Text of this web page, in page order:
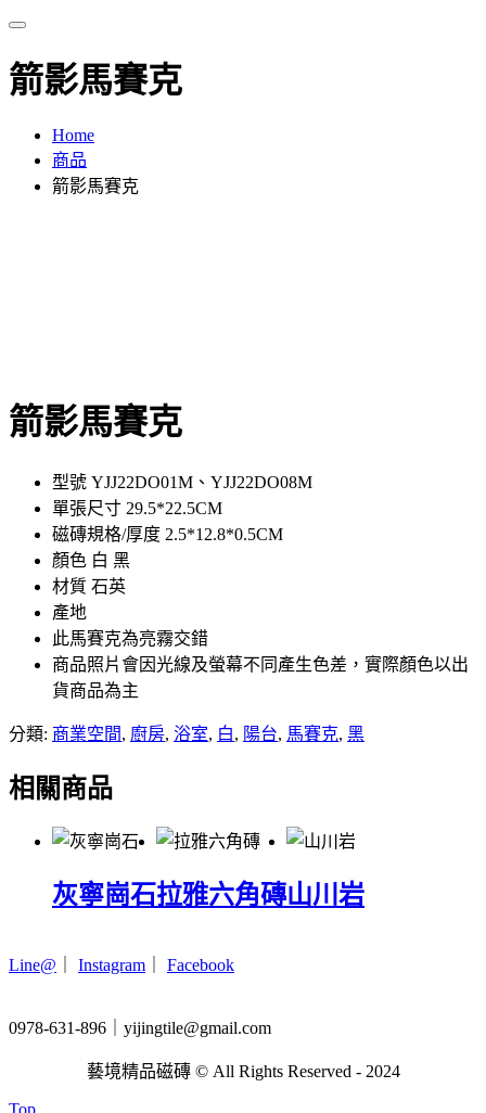
箭影馬賽克
Home
商品
箭影馬賽克
箭影馬賽克
型號 YJJ22DO01M、YJJ22DO08M
單張尺寸 29.5*22.5CM
磁磚規格/厚度 2.5*12.8*0.5CM
顏色 白 黑
材質 石英
產地
此馬賽克為亮霧交錯
商品照片會因光線及螢幕不同產生色差，實際顏色以出
貨商品為主
分類: 商業空間, 廚房, 浴室, 白, 陽台, 馬賽克, 黑
相關商品
灰寧崗石拉雅六角磚山川岩
Line@ Instagram Facebook
0978-631-896｜yijingtile@gmail.com
藝境精品磁磚 © All Rights Reserved - 2024